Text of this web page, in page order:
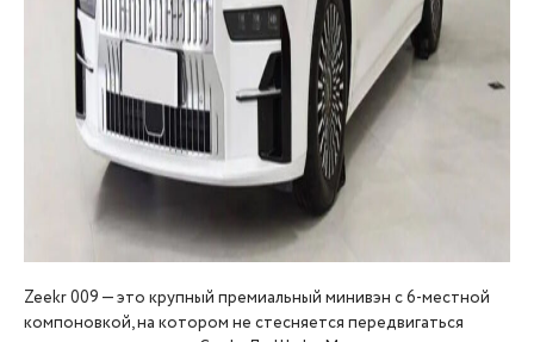
Zeekr 009 — это крупный премиальный минивэн с 6-местной
компоновкой, на котором не стесняется передвигаться